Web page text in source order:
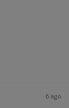
6 ago